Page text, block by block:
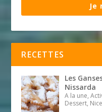
Je
RECETTES
Les
Nissarda
A la une,
Dessert,